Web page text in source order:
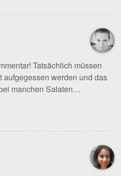
Tatsächlich müssen
aufgegessen werden und das
manchen Salaten…